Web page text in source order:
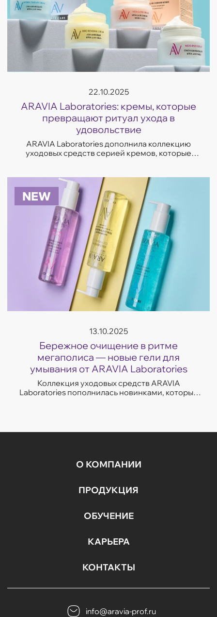
22.10.2025
ARAVIA Laboratories: кремы, которые
превращают ритуал ухода в
удовольствие
ARAVIA Laboratories дополнила коллекцию
уходовых средств серией кремов, которые
с несо...
NEW
13.10.2025
Бережное очищение в ритме
мегаполиса — новые гели для
умывания от ARAVIA Laboratories
Коллекция уходовых средств ARAVIA
Laboratories пополнилась новинками, которые
О КОМПАНИИ
ПРОДУКЦИЯ
ОБУЧЕНИЕ
КАРЬЕРА
КОНТАКТЫ
info@aravia-prof.ru